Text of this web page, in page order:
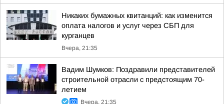
Никаких бумажных квитанций: как изменится
оплата налогов и услуг через СБП для
курганцев
Вчера, 21:35
Вадим Шумков: Поздравили представителей
строительной отрасли с предстоящим 70-
летием
Вчера, 21:35